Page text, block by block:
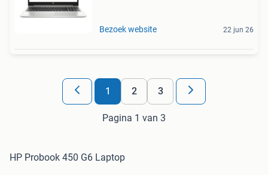
Bezoek website 22 jun 26
1 2 3
Pagina 1 van 3
HP Probook 450 G6 Laptop